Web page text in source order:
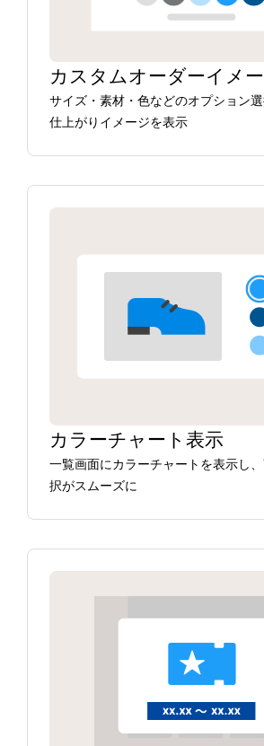
カスタムオーダーイメ
サイズ・素材・色などのオプション選
仕上がりイメージを表示
カラーチャート表示
一覧画面にカラーチャートを表示し
択がスムーズに